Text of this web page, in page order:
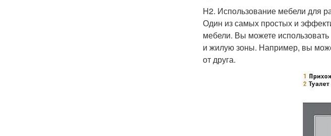
H2. Использование мебели для
Один из самых простых и
мебели. Вы можете
и жилую зоны. Например, вы
от друга.